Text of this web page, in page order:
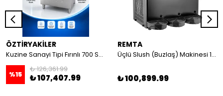
ÖZTİRYAKİLER
Kuzine Sanayi Tipi Fırınlı 700 Seri Gazlı 4 Açık Ateş 80x70x85 (Lp)-2X6Kw+2X7,5Kw+6Kw Elektrikli Fırın
%15
₺ 126,361.99
₺ 107,407.99
REMTA
Üçlü Slush (Buzlaş) Makinesi 12+12+12 lt
₺ 100,899.99